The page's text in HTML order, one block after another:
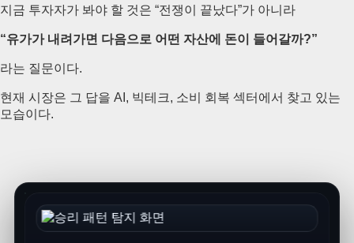
지금 투자자가 봐야 할 것은 “전쟁이 끝났다”가 아니라
“유가가 내려가면 다음으로 어떤 자산에 돈이 들어갈까?”
라는 질문이다.
현재 시장은 그 답을 AI, 빅테크, 소비 회복 섹터에서 찾고 있는
모습이다.